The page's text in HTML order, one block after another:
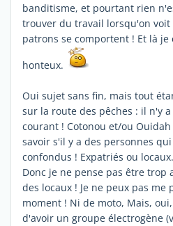
banditisme, et pourtant rien
trouver du travail lorsqu'on voit
patrons se comportent ! Et là
honteux.
Oui sujet sans fin, mais tout
sur la route des pêches : il n'y
courant ! Cotonou et/ou
savoir s'il y a des personnes
confondus ! Expatriés ou locaux.
Donc je ne pense pas être trop
des locaux ! Je ne peux pas
moment ! Ni de moto, Mais,
d'avoir un groupe électrogène